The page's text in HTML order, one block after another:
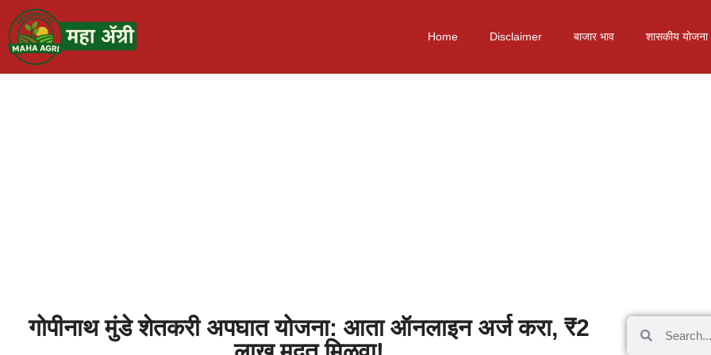
Home Disclaimer बाजार भाव शासकीय योजना
गोपीनाथ मुंडे शेतकरी अपघात योजना: आता ऑनलाइन अर्ज करा, ₹2